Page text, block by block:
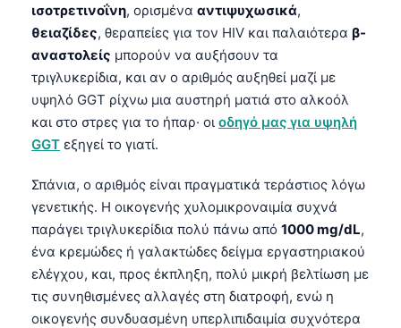
ισοτρετινοΐνη, ορισμένα αντιψυχωσικά,
θειαζίδες, θεραπείες για τον HIV και παλαιότερα β-
αναστολείς μπορούν να αυξήσουν τα
τριγλυκερίδια, και αν ο αριθμός αυξηθεί μαζί με
υψηλό GGT ρίχνω μια αυστηρή ματιά στο αλκοόλ
και στο στρες για το ήπαρ· οι οδηγό μας για υψηλή
GGT εξηγεί το γιατί.
Σπάνια, ο αριθμός είναι πραγματικά τεράστιος λόγω
γενετικής. Η οικογενής χυλομικροναιμία συχνά
παράγει τριγλυκερίδια πολύ πάνω από 1000 mg/dL,
ένα κρεμώδες ή γαλακτώδες δείγμα εργαστηριακού
ελέγχου, και, προς έκπληξη, πολύ μικρή βελτίωση με
τις συνηθισμένες αλλαγές στη διατροφή, ενώ η
οικογενής συνδυασμένη υπερλιπιδαιμία συχνότερα
Bahasa Indonesia
Հայերեն
Íslenska
Српски језик
Svenska
Azərbaycan dili
Eesti
日本語
Čeština
ქართული